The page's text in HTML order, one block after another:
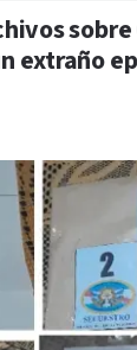
sobre
extraño